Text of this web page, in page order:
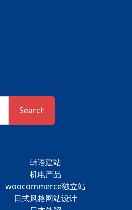
Search
韩语建站
机电产品
woocommerce独立站
日式风格网站设计